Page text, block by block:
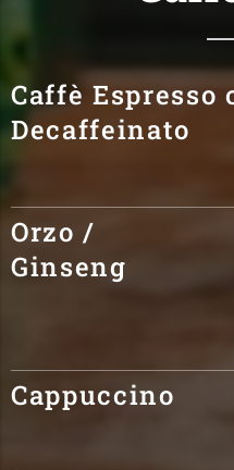
Caffè Espresso
Decaffeinato
Orzo /
Ginseng
Cappuccino